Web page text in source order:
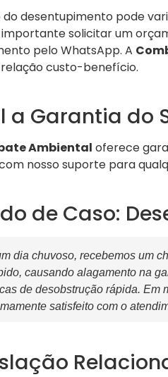
do desentupimento pode
solicitar um
pelo WhatsApp. A
custo-benefício.
a Garantia do
Ambiental oferece
nosso suporte para
de Caso:
dia chuvoso, recebemos um
causando alagamento na
de desobstrução rápida. Em
satisfeito com o